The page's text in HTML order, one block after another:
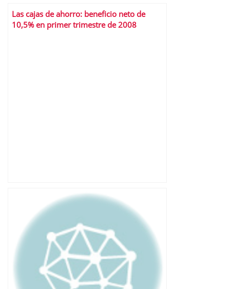
Las cajas de ahorro: beneficio neto de
10,5% en primer trimestre de 2008